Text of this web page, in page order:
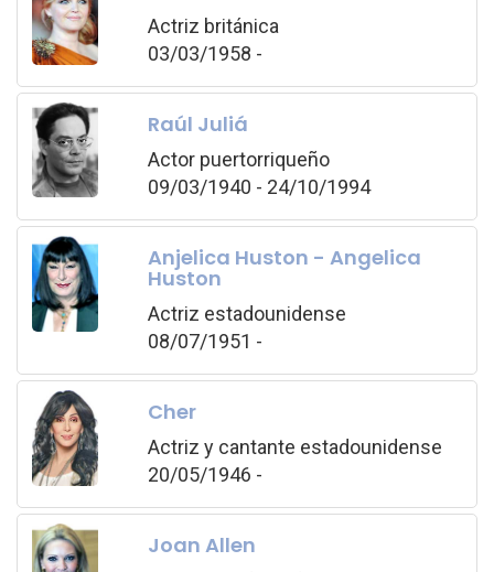
Actriz británica
03/03/1958 -
Raúl Juliá
Actor puertorriqueño
09/03/1940 - 24/10/1994
Anjelica Huston - Angelica
Huston
Actriz estadounidense
08/07/1951 -
Cher
Actriz y cantante estadounidense
20/05/1946 -
Joan Allen